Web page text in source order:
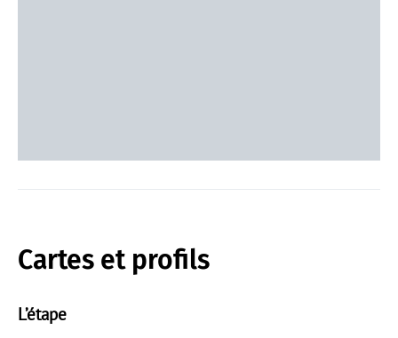
Cartes et profils
L’étape